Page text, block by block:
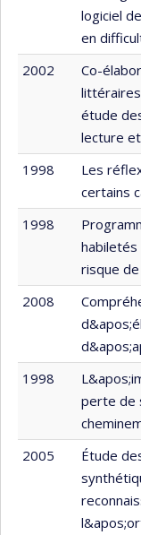
logiciel
en
2002
Co-
étude
lecture
1998
Les
certains
1998
risque
2008
1998
perte de
2005
Étude